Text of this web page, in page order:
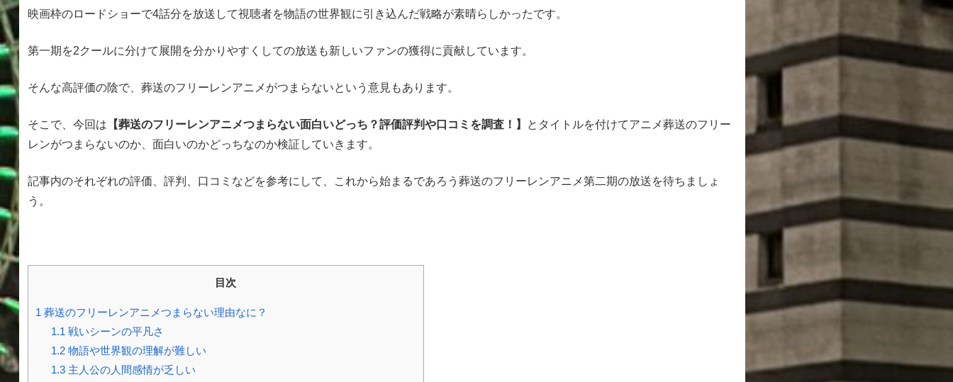
映画枠のロードショーで4話分を放送して視聴者を物語の世界観に引き込んだ戦略が素晴らしかったです。
第一期を2クールに分けて展開を分かりやすくしての放送も新しいファンの獲得に貢献しています。
そんな高評価の陰で、葬送のフリーレンアニメがつまらないという意見もあります。
そこで、今回は 【葬送のフリーレンアニメつまらない面白いどっち？評価評判や口コミを調査！】
とタイトルを付けてアニメ葬送のフリー
レンがつまらないのか、面白いのかどっちなのか検証していきます。
記事内のそれぞれの評価、評判、口コミなどを参考にして、これから始まるであろう葬送のフリーレンアニメ第二期の放送を待ちましょ
う。
目次
1 葬送のフリーレンアニメつまらない理由なに？
1.1 戦いシーンの平凡さ
1.2 物語や世界観の理解が難しい
1.3 主人公の人間感情が乏しい